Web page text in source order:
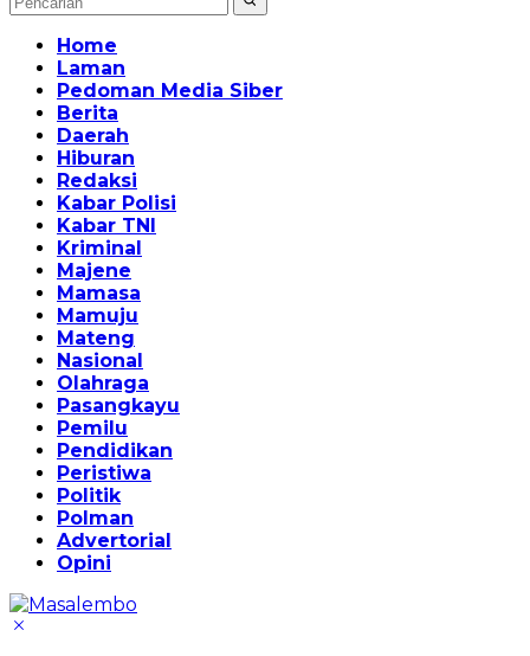
Home
Laman
Pedoman Media Siber
Berita
Daerah
Hiburan
Redaksi
Kabar Polisi
Kabar TNI
Kriminal
Majene
Mamasa
Mamuju
Mateng
Nasional
Olahraga
Pasangkayu
Pemilu
Pendidikan
Peristiwa
Politik
Polman
Advertorial
Opini